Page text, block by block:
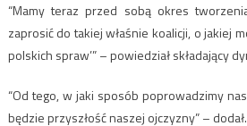
“Mamy teraz przed sobą okres
zaprosić do takiej właśnie koalicji, o jakiej
polskich spraw’” – powiedział składający
“Od tego, w jaki sposób poprowadzimy
będzie przyszłość naszej ojczyzny” – dodał.